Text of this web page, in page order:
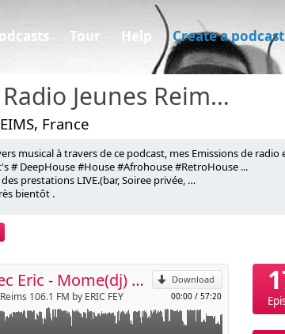
Tour Help Create a podcast
Eric FEY - Radio Jeunes Reims 106.1 FM
France
musical à travers de ce podcast, mes Emissions de radio
# DeepHouse #House #Afrohouse #RetroHouse ...
des prestations LIVE.(bar, Soiree privée, …
bientôt .
Download
00:00 / 57:20
RJR MIX 56 avec Eric - Mome(dj) and Guests
106.1 FM by ERIC FEY
Send by email
Reims 106.1 FM